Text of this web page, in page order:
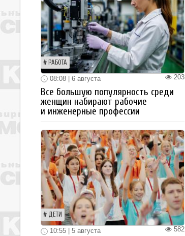
РАБОТА
203
08:08 | 6 августа
Все большую популярность среди
женщин набирают рабочие
и инженерные профессии
ДЕТИ
582
10:55 | 5 августа